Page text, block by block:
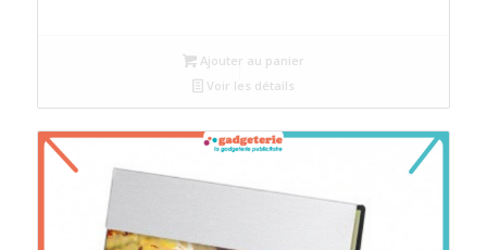
Ajouter au panier
Voir les détails